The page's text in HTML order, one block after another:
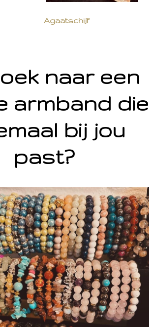
Agaatschijf
naar een
armband die
bij jou
past?